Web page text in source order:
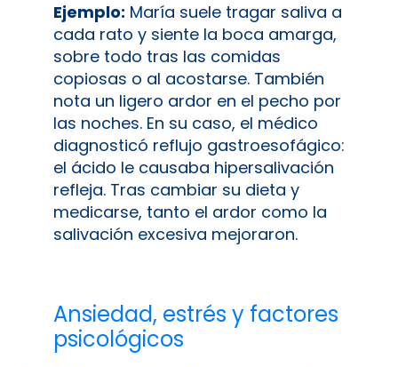
Ejemplo: María suele tragar saliva a
cada rato y siente la boca amarga,
sobre todo tras las comidas
copiosas o al acostarse. También
nota un ligero ardor en el pecho por
las noches. En su caso, el médico
diagnosticó reflujo gastroesofágico:
el ácido le causaba hipersalivación
refleja. Tras cambiar su dieta y
medicarse, tanto el ardor como la
salivación excesiva mejoraron.
Ansiedad, estrés y factores
psicológicos